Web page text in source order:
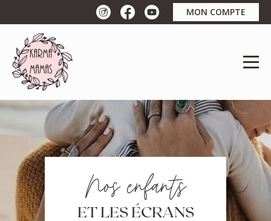
MON COMPTE
Nos enfants
ET LES ÉCRANS